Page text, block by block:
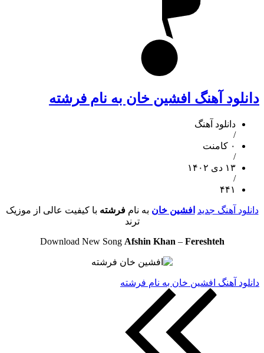
دانلود آهنگ افشین خان به نام فرشته
دانلود آهنگ
/
۰ کامنت
/
۱۳ دی ۱۴۰۲
/
۴۴۱
دانلود آهنگ جدید افشین خان به نامفرشته با کیفیت عالی از موزیک
ترند
Download New Song Afshin Khan – Fereshteh
دانلود آهنگ افشین خان به نام فرشته